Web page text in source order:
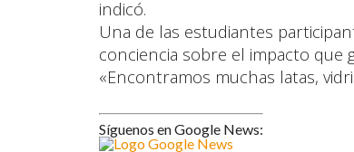
indicó.
Una de las estudiantes
conciencia sobre el impacto que
«Encontramos muchas latas,
Síguenos en Google News: